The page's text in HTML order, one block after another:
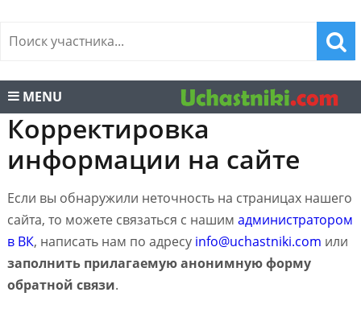
MENU
Корректировка
информации на сайте
Если вы обнаружили неточность на страницах нашего
сайта, то можете связаться с нашим администратором
в ВК, написать нам по адресу info@uchastniki.com или
заполнить прилагаемую анонимную форму
обратной связи.